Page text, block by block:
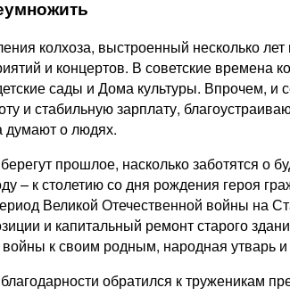
колхоза, выстроенный несколько
и концертов. В советские времена
сады и Дома культуры. Впрочем, и
и стабильную зарплату,
думают о людях.
прошлое, насколько заботятся о
– к столетию со дня рождения героя
Великой Отечественной войны на
и капитальный ремонт старого
войны к своим родным, народная утварь
обратился к труженикам